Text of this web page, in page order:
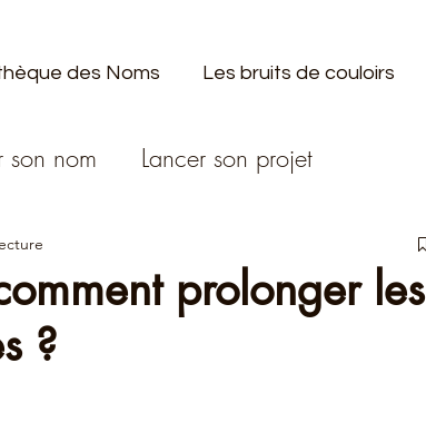
des Noms Les bruits de couloirs
son nom Lancer son projet
prolonger les
?